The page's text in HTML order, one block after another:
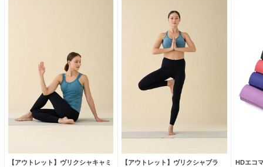
【アウトレット】ヴリクシャキャミ
【アウトレット】ヴリクシャブラ
HDエコ